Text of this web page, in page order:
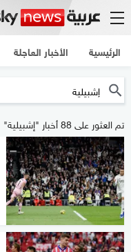
الرئيسية الأخبار العاجلة
تم العثور على 88 أخبار "إشبيلية"